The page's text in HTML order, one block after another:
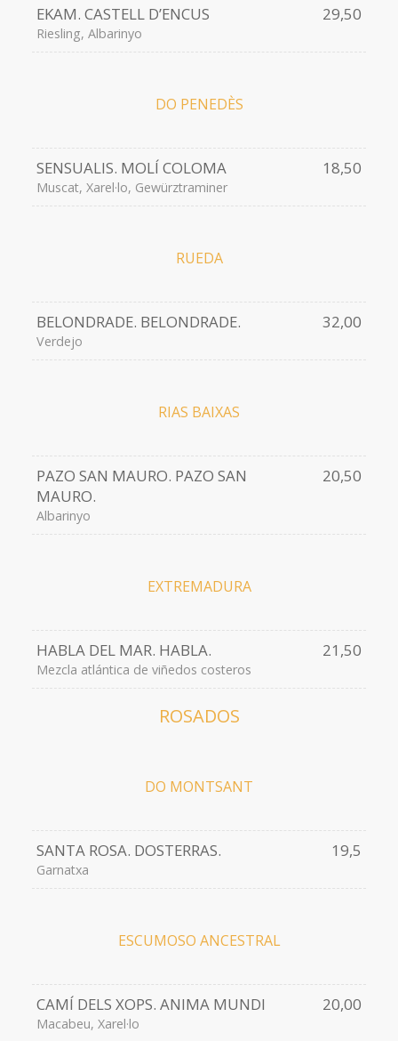
EKAM. CASTELL D’ENCUS 29,50
Riesling, Albarinyo
DO PENEDÈS
SENSUALIS. MOLÍ COLOMA 18,50
Muscat, Xarel·lo, Gewürztraminer
RUEDA
BELONDRADE. BELONDRADE. 32,00
Verdejo
RIAS BAIXAS
PAZO SAN MAURO. PAZO SAN
MAURO.
20,50
Albarinyo
EXTREMADURA
HABLA DEL MAR. HABLA. 21,50
Mezcla atlántica de viñedos costeros
ROSADOS
DO MONTSANT
SANTA ROSA. DOSTERRAS. 19,5
Garnatxa
ESCUMOSO ANCESTRAL
CAMÍ DELS XOPS. ANIMA MUNDI 20,00
Macabeu, Xarel·lo